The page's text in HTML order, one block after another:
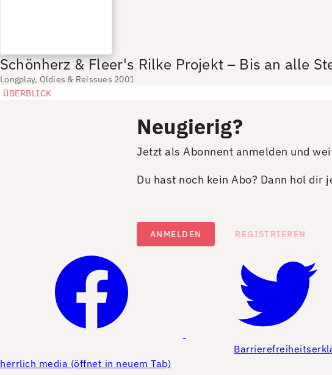
Schönherz & Fleer's Rilke Projekt – Bis an alle
Longplay, Oldies & Reissues 2001
ÜBERBLICK
Neugierig?
Jetzt als Abonnent anmelden und
Du hast noch kein Abo? Dann hol
ANMELDEN REGISTRIEREN
herrlich media (öffnet in neuem Tab)